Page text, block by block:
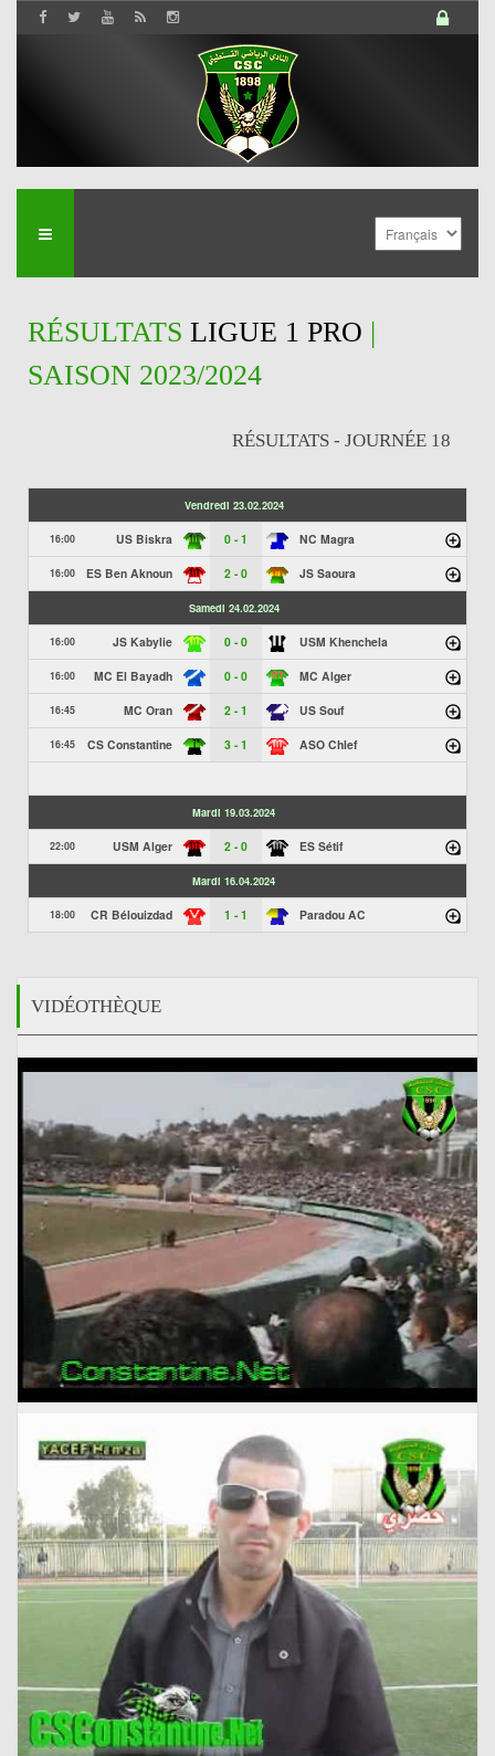
RÉSULTATS LIGUE 1 PRO |
SAISON 2023/2024
RÉSULTATS - JOURNÉE 18
Vendredi 23.02.2024
16:00 US Biskra 0 - 1 NC Magra
16:00 ES Ben Aknoun 2 - 0 JS Saoura
Samedi 24.02.2024
16:00 JS Kabylie 0 - 0 USM Khenchela
16:00 MC El Bayadh 0 - 0 MC Alger
16:45 MC Oran 2 - 1 US Souf
16:45 CS Constantine 3 - 1 ASO Chlef
Mardi 19.03.2024
22:00 USM Alger 2 - 0 ES Sétif
Mardi 16.04.2024
18:00 CR Bélouizdad 1 - 1 Paradou AC
VIDÉOTHÈQUE